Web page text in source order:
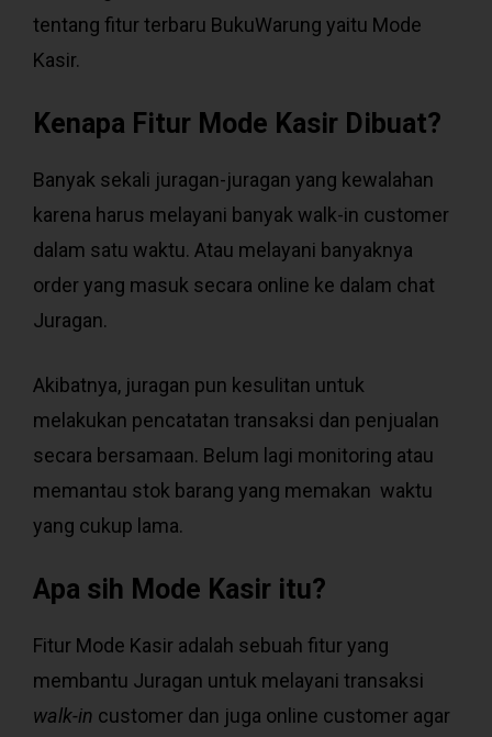
tentang fitur terbaru BukuWarung yaitu Mode
Kasir.
Kenapa Fitur Mode Kasir Dibuat?
Banyak sekali juragan-juragan yang kewalahan
karena harus melayani banyak walk-in customer
dalam satu waktu. Atau melayani banyaknya
order yang masuk secara online ke dalam chat
Juragan.
Akibatnya, juragan pun kesulitan untuk
melakukan pencatatan transaksi dan penjualan
secara bersamaan. Belum lagi monitoring atau
memantau stok barang yang memakan waktu
yang cukup lama.
Apa sih Mode Kasir itu?
Fitur Mode Kasir adalah sebuah fitur yang
membantu Juragan untuk melayani transaksi
walk-in customer dan juga online customer agar